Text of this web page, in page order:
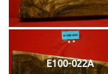
E100-022A